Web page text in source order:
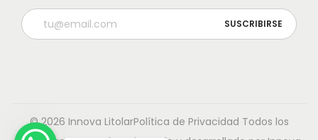
© 2026 Innova LitolarPolítica de Privacidad Todos los